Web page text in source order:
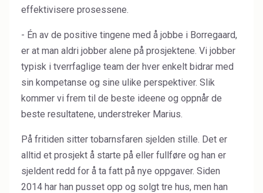
Pigments
Resins & Adhesives
Water Treatment
effektivisere prosessene.
- Én av de positive tingene med å jobbe i Borregaard,
er at man aldri jobber alene på prosjektene. Vi jobber
typisk i tverrfaglige team der hver enkelt bidrar med
sin kompetanse og sine ulike perspektiver. Slik
kommer vi frem til de beste ideene og oppnår de
beste resultatene, understreker Marius.
På fritiden sitter tobarnsfaren sjelden stille. Det er
alltid et prosjekt å starte på eller fullføre og han er
sjeldent redd for å ta fatt på nye oppgaver. Siden
2014 har han pusset opp og solgt tre hus, men han